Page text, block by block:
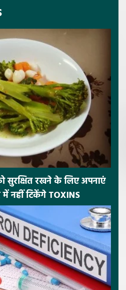
सुरक्षित रखने के लिए अपनाएं
में नहीं टिकेंगे TOXINS